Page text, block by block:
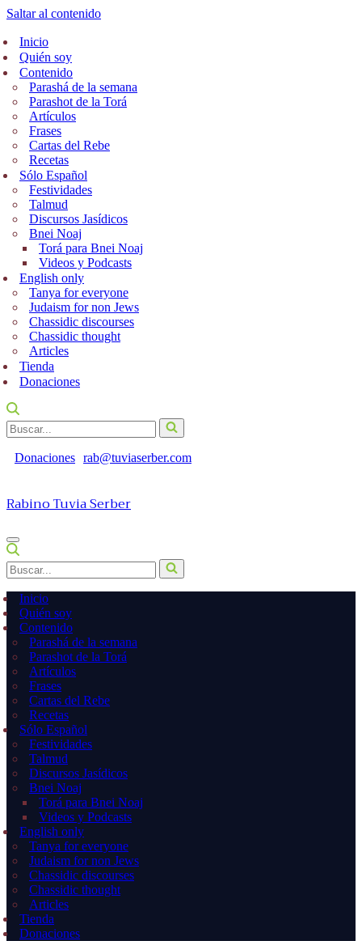
Saltar al contenido
Inicio
Quién soy
Contenido
Parashá de la semana
Parashot de la Torá
Artículos
Frases
Cartas del Rebe
Recetas
Sólo Español
Festividades
Talmud
Discursos Jasídicos
Bnei Noaj
Torá para Bnei Noaj
Videos y Podcasts
English only
Tanya for everyone
Judaism for non Jews
Chassidic discourses
Chassidic thought
Articles
Tienda
Donaciones
Buscar...
Donaciones rab@tuviaserber.com
Rabino Tuvia Serber
Menú
de
navegación
Buscar...
Inicio
Quién soy
Contenido
Parashá de la semana
Parashot de la Torá
Artículos
Frases
Cartas del Rebe
Recetas
Sólo Español
Festividades
Talmud
Discursos Jasídicos
Bnei Noaj
Torá para Bnei Noaj
Videos y Podcasts
English only
Tanya for everyone
Judaism for non Jews
Chassidic discourses
Chassidic thought
Articles
Tienda
Donaciones